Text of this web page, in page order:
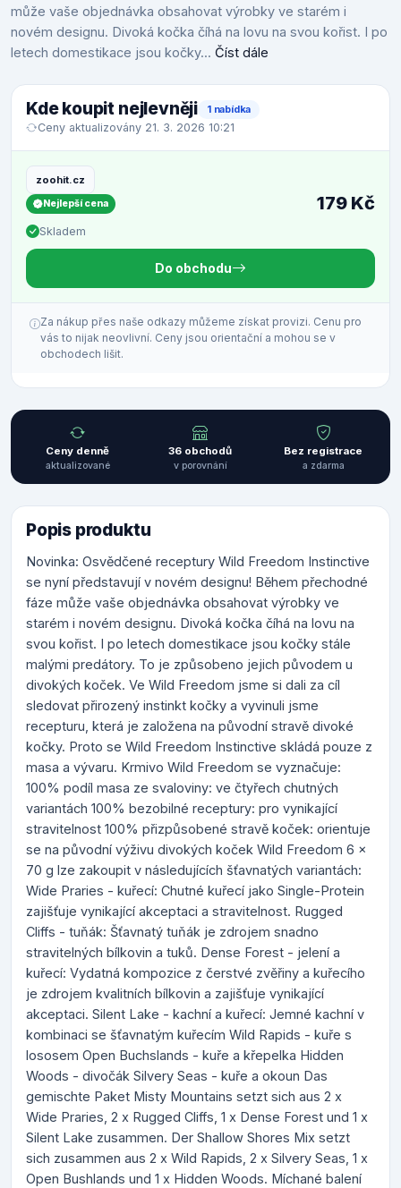
může vaše objednávka obsahovat výrobky ve starém i
novém designu. Divoká kočka číhá na lovu na svou kořist. I po
letech domestikace jsou kočky... Číst dále
Kde koupit nejlevněji 1 nabídka
Ceny aktualizovány 21. 3. 2026 10:21
zoohit.cz
Nejlepší cena
Skladem
179 Kč
Do obchodu
Za nákup přes naše odkazy můžeme získat provizi. Cenu pro
vás to nijak neovlivní. Ceny jsou orientační a mohou se v
obchodech lišit.
Ceny denně
aktualizované
36 obchodů
v porovnání
Bez registrace
a zdarma
Popis produktu
Novinka: Osvědčené receptury Wild Freedom Instinctive
se nyní představují v novém designu! Během přechodné
fáze může vaše objednávka obsahovat výrobky ve
starém i novém designu. Divoká kočka číhá na lovu na
svou kořist. I po letech domestikace jsou kočky stále
malými predátory. To je způsobeno jejich původem u
divokých koček. Ve Wild Freedom jsme si dali za cíl
sledovat přirozený instinkt kočky a vyvinuli jsme
recepturu, která je založena na původní stravě divoké
kočky. Proto se Wild Freedom Instinctive skládá pouze z
masa a vývaru. Krmivo Wild Freedom se vyznačuje:
100% podíl masa ze svaloviny: ve čtyřech chutných
variantách 100% bezobilné receptury: pro vynikající
stravitelnost 100% přizpůsobené stravě koček: orientuje
se na původní výživu divokých koček Wild Freedom 6 x
70 g lze zakoupit v následujících šťavnatých variantách:
Wide Praries - kuřecí: Chutné kuřecí jako Single-Protein
zajišťuje vynikající akceptaci a stravitelnost. Rugged
Cliffs - tuňák: Šťavnatý tuňák je zdrojem snadno
stravitelných bílkovin a tuků. Dense Forest - jelení a
kuřecí: Vydatná kompozice z čerstvé zvěřiny a kuřecího
je zdrojem kvalitních bílkovin a zajišťuje vynikající
akceptaci. Silent Lake - kachní a kuřecí: Jemné kachní v
kombinaci se šťavnatým kuřecím Wild Rapids - kuře s
lososem Open Buchslands - kuře a křepelka Hidden
Woods - divočák Silvery Seas - kuře a okoun Das
gemischte Paket Misty Mountains setzt sich aus 2 x
Wide Praries, 2 x Rugged Cliffs, 1 x Dense Forest und 1 x
Silent Lake zusammen. Der Shallow Shores Mix setzt
sich zusammen aus 2 x Wild Rapids, 2 x Silvery Seas, 1 x
Open Bushlands und 1 x Hidden Woods. Míchané balení